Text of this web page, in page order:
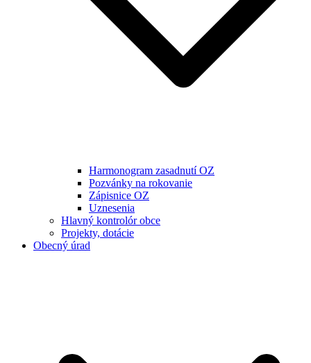
Harmonogram zasadnutí OZ
Pozvánky na rokovanie
Zápisnice OZ
Uznesenia
Hlavný kontrolór obce
Projekty, dotácie
Obecný úrad